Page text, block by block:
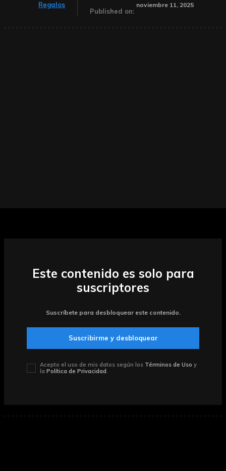
Regalos
Published on:
noviembre 11, 2025
Este contenido es solo para
suscriptores
Suscríbete para desbloquear este contenido.
Suscribirme y desbloquear
Acepto el uso de mis datos según los Términos de Uso y
la Política de Privacidad.